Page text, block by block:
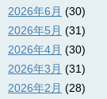
2026年6月 (30)
2026年5月 (31)
2026年4月 (30)
2026年3月 (31)
2026年2月 (28)